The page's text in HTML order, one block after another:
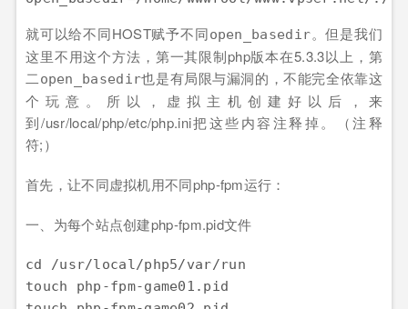
就可以给不同HOST赋予不同open_basedir。但是我们
这里不用这个方法，第一其限制php版本在5.3.3以上，第
二 open_basedir也是有局限与漏洞的，不能完全依靠这
个玩意。所以，虚拟主机创建好以后，来
到/usr/local/php/etc/php.ini把这些内容注释掉。（注释
符;）
首先，让不同虚拟机用不同php-fpm运行：
一、为每个站点创建php-fpm.pid文件
cd /usr/local/php5/var/run
touch php-fpm-game01.pid